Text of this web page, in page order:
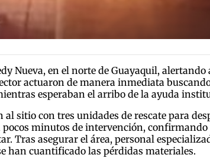
Nueva, en el norte de Guayaquil, alertando
actuaron de manera inmediata
esperaban el arribo de la ayuda
sitio con tres unidades de rescate para
minutos de intervención,
Tras asegurar el área, personal
han cuantificado las pérdidas materiales.